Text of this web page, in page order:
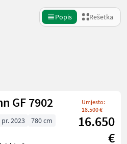
Popis Rešetka
Filtri
GF 7902
Umjesto:
18.500 €
16.650
€
2023 780 cm